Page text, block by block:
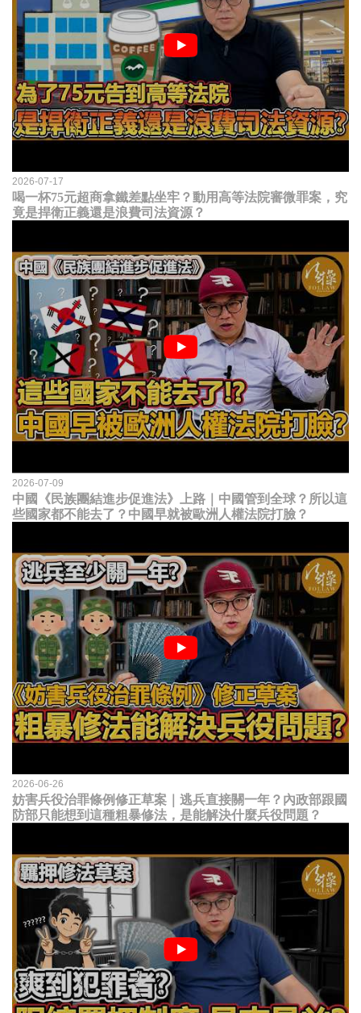
2026-07-17
喝一杯75元超商拿鐵差點坐牢？動用高等法院審微罪案，究
竟是捍衛正義還是浪費司法資源？
2026-07-09
中國《民族團結進步促進法》上路｜中國管到全球？所以這
些國家都不能去了？中國早就被歐洲人權法院打臉？
2026-06-26
妨害兵役治罪條例修正草案｜逃兵直接關一年？內政部跟國
防部只能想到這種粗暴修法，是能解決什麼兵役問題？